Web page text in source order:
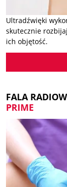
Ultradźwięki
skutecznie
ich objętość.
FALA
PRIME